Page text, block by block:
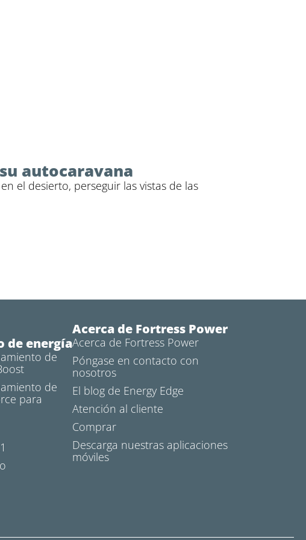
autocaravana
el desierto, perseguir las vistas de las
de energía
de
de
para
Acerca de Fortress Power
Acerca de Fortress Power
Póngase en contacto con
nosotros
El blog de Energy Edge
Atención al cliente
Comprar
Descarga nuestras aplicaciones
móviles